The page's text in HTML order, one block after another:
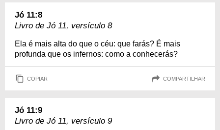
Jó 11:8
Livro de Jó 11, versículo 8
Ela é mais alta do que o céu: que farás? É mais
profunda que os infernos: como a conhecerás?
COPIAR COMPARTILHAR
Jó 11:9
Livro de Jó 11, versículo 9